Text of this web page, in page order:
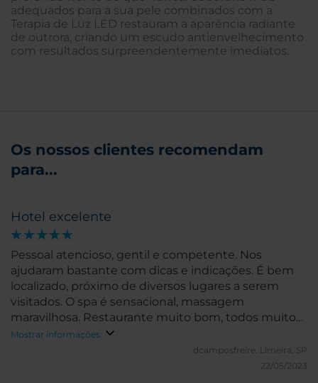
adequados para a sua pele combinados com a
Terapia de Luz LED restauram a aparência radiante
de outrora, criando um escudo antienvelhecimento
com resultados surpreendentemente imediatos.
Os nossos clientes recomendam
para...
Hotel excelente
Pessoal atencioso, gentil e competente. Nos
ajudaram bastante com dicas e indicações. É bem
localizado, próximo de diversos lugares a serem
visitados. O spa é sensacional, massagem
maravilhosa. Restaurante muito bom, todos muito
atenciosos.
Mostrar informações
dcamposfreire.
Limeira, SP
22/05/2023